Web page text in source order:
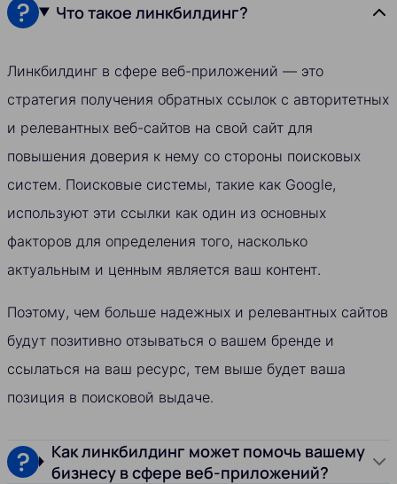
Что такое линкбилдинг?
Линкбилдинг в сфере веб-приложений — это
стратегия получения обратных ссылок с авторитетных
и релевантных веб-сайтов на свой сайт для
повышения доверия к нему со стороны поисковых
систем. Поисковые системы, такие как Google,
используют эти ссылки как один из основных
факторов для определения того, насколько
актуальным и ценным является ваш контент.
Поэтому, чем больше надежных и релевантных сайтов
будут позитивно отзываться о вашем бренде и
ссылаться на ваш ресурс, тем выше будет ваша
позиция в поисковой выдаче.
Как линкбилдинг может помочь вашему
бизнесу в сфере веб-приложений?